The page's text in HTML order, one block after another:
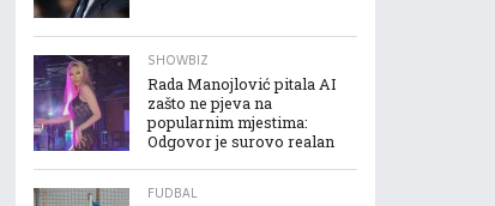
SHOWBIZ
Rada Manojlović pitala AI
zašto ne pjeva na
popularnim mjestima:
Odgovor je surovo realan
FUDBAL